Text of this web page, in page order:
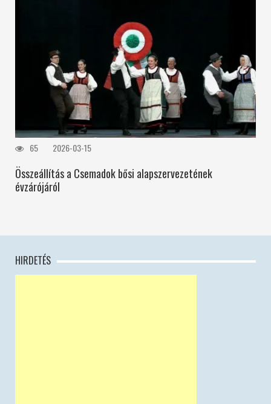
65 2026-03-15
Összeállítás a Csemadok bősi alapszervezetének
évzárójáról
HIRDETÉS